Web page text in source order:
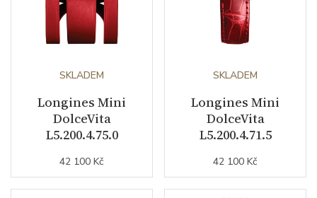
Materiál řemínku kůže z aligátora
Barva řemínku
Šířka řemínku (nožky/spona)
Váha (g) 21.60
SKLADEM
Longines Mini
DolceVita
L5.200.4.75.0
42 100 Kč
SKLADEM
Longines Mini
DolceVita
L5.200.4.71.5
42 100 Kč